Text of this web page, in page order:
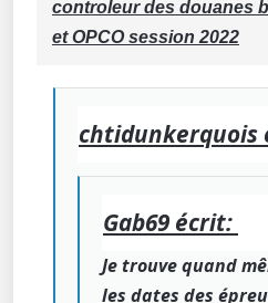
controleur des douanes
et OPCO session 2022
chtidunkerquois
Gab69 écrit:
Je trouve quand
les dates des